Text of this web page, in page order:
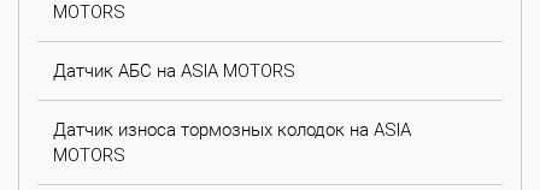
MOTORS
Датчик АБС на ASIA MOTORS
Датчик износа тормозных колодок на ASIA
MOTORS